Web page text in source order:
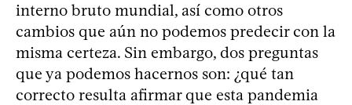
interno bruto mundial, así como otros
cambios que aún no podemos predecir con la
misma certeza. Sin embargo, dos preguntas
que ya podemos hacernos son: ¿qué tan
correcto resulta afirmar que esta pandemia